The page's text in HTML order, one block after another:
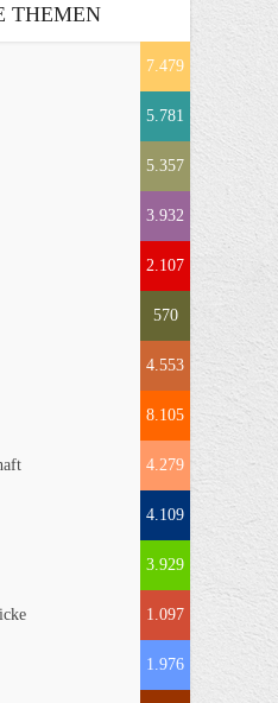
THEMEN
7.479
5.781
5.357
3.932
2.107
570
4.553
8.105
4.279
4.109
3.929
1.097
1.976